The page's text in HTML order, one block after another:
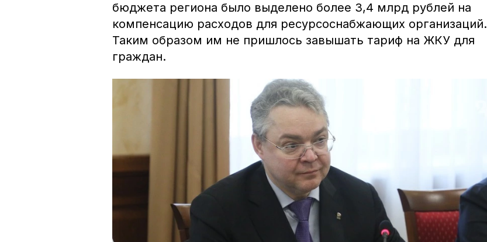
бюджета региона было выделено более 3,4 млрд рублей на
компенсацию расходов для ресурсоснабжающих организаций.
Таким образом им не пришлось завышать тариф на ЖКУ для
граждан.